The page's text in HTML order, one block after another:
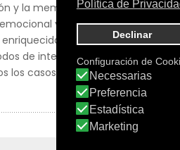
y la memoria. El extracto de
y al esfuerzo físico,
con el extracto de
de intenso estudio y trabajo;
los casos de cansancio mental.